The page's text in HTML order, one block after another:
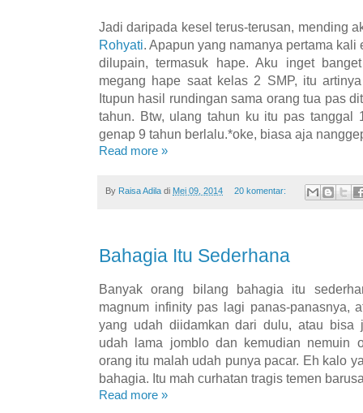
Jadi daripada kesel terus-terusan, mending
Rohyati. Apapun yang namanya pertama
dilupain, termasuk hape. Aku inget
megang hape saat kelas 2 SMP, itu
Itupun hasil rundingan sama orang tua pas
tahun. Btw, ulang tahun ku itu pas tanggal
genap 9 tahun berlalu.*oke, biasa aja
Read more »
By Raisa Adila di Mei 09, 2014 20 komentar:
Bahagia Itu Sederhana
Banyak orang bilang bahagia itu
magnum infinity pas lagi panas-panasnya,
yang udah diidamkan dari dulu, atau bisa
udah lama jomblo dan kemudian nemuin
orang itu malah udah punya pacar. Eh kalo
bahagia. Itu mah curhatan tragis temen
Read more »